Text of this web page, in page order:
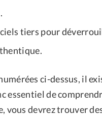
tiers pour
ci-dessus, il
essentiel de
vous devrez trouver